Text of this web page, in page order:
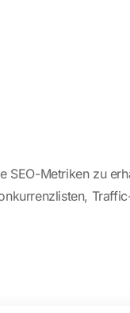
SEO-Metriken zu